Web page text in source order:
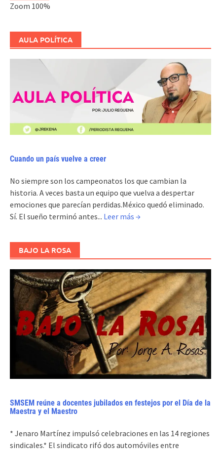
Zoom 100%
AULA POLÍTICA
Cuando un país vuelve a creer
No siempre son los campeonatos los que cambian la
historia. A veces basta un equipo que vuelva a despertar
emociones que parecían perdidas.México quedó eliminado.
Sí. El sueño terminó antes... Leer más →
BAJO LA ROSA
SMSEM reúne a docentes jubilados en festejos por el Día de la
Maestra y el Maestro
* Jenaro Martínez impulsó celebraciones en las 14 regiones
sindicales.* El sindicato rifó dos automóviles entre